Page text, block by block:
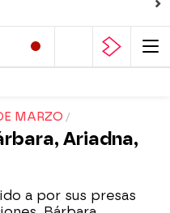
MARZO
Ariadna,
a por sus presas